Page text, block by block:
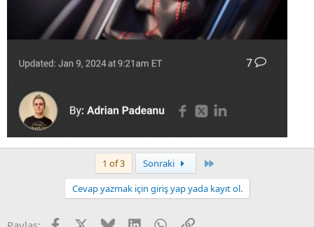
1 of 3 Sonraki
Cevap yazmak için giriş yap yada kayıt ol.
Facebook BlueskyLinkedInWhatsApp
Link